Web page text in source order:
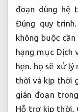
đoạn dùng hệ
Đúng quy trình.
không buộc cần
hạng mục Dịch
hẹn. họ sẽ xử lý
thời và kịp thời
gián đoạn
Hỗ trợ kịp thời.